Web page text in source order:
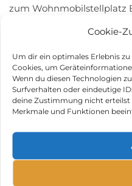
Cookie-
Um dir ein optimales Erlebnis
Cookies, um
Wenn du diesen Technologien
Surfverhalten oder eindeutige
deine Zustimmung nicht
Merkmale und Funktionen
zum Wohnmobilstellplatz
placeid=ChIJFQy9ZJ-
Vorheriger
Beitrag
ZURÜCK
LandGut Girtenmühle in
66679 Losheim am See
Kategorie Stellplätze
Schlagwörter Stellplatz in
NAME, STADT ODER
GEWÜNSCHTEN